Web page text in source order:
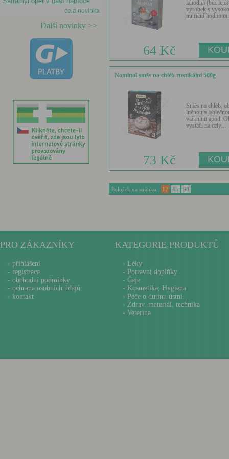
celá novinka
Další novinky >>
lahodná (bez
výrobek s
nutriční
64 Kč
Nominal směs na chléb rustikální 500g
Směs na chléb,
lněnou a
vlákninu apod.
vystačí na celý...
73 Kč
Položek na stránku: 12 45 90
PRO ZÁKAZNÍKY
- přihlášení
- registrace
- obchodní podmínky
- ochrana osobních údajů
- kontakt
KATEGORIE PRODUKTŮ
- Léky
- Potravní doplňky
- Čaje
- Kosmetika, Hygiena
- Péče o dutinu ústní
- Zdrav. materiál, technika
- Veterina